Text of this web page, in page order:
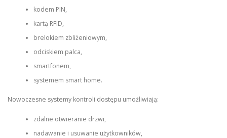
kodem PIN,
kartą RFID,
brelokiem zbliżeniowym,
odciskiem palca,
smartfonem,
systemem smart home.
Nowoczesne systemy kontroli dostępu umożliwiają:
zdalne otwieranie drzwi,
nadawanie i usuwanie użytkowników,